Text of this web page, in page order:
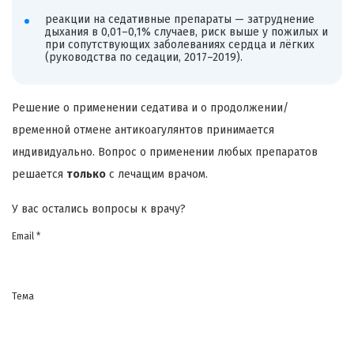
реакции на седативные препараты — затруднение
дыхания в 0,01–0,1% случаев, риск выше у пожилых и
при сопутствующих заболеваниях сердца и лёгких
(руководства по седации, 2017–2019).
Решение о применении седатива и о продолжении/
временной отмене антикоагулянтов принимается
индивидуально. Вопрос о применении любых препаратов
решается только с лечащим врачом.
У вас остались вопросы к врачу?
Email *
Тема